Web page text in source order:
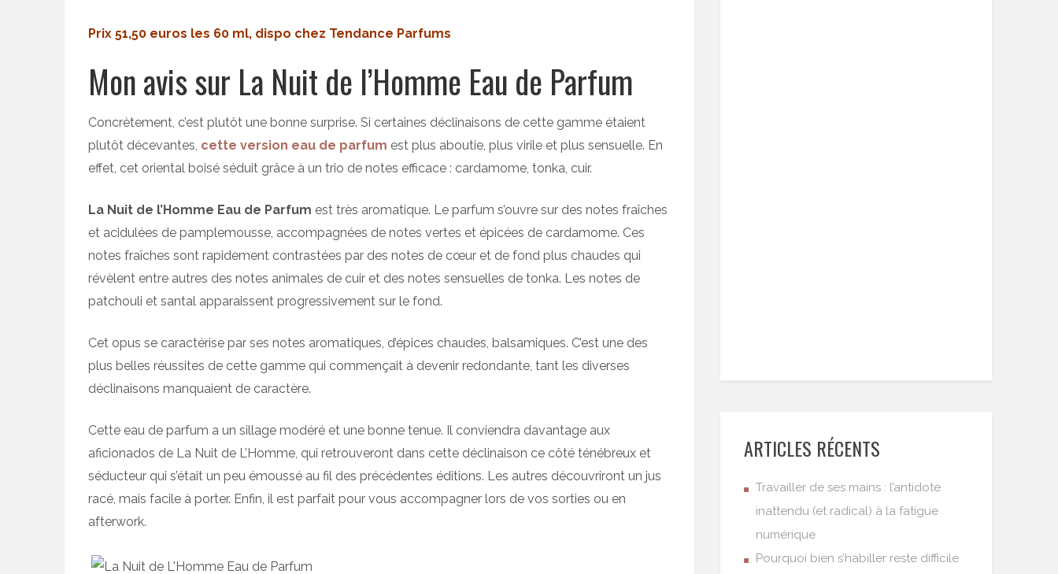
Prix 51,50 euros les 60 ml, dispo chez Tendance Parfums
Mon avis sur La Nuit de l’Homme Eau de Parfum
Concrètement, c’est plutôt une bonne surprise. Si certaines déclinaisons de cette gamme étaient
plutôt décevantes, cette version eau de parfum est plus aboutie, plus virile et plus sensuelle. En
effet, cet oriental boisé séduit grâce à un trio de notes efficace : cardamome, tonka, cuir.
La Nuit de l’Homme Eau de Parfum est très aromatique. Le parfum s’ouvre sur des notes fraîches
et acidulées de pamplemousse, accompagnées de notes vertes et épicées de cardamome. Ces
notes fraîches sont rapidement contrastées par des notes de cœur et de fond plus chaudes qui
révèlent entre autres des notes animales de cuir et des notes sensuelles de tonka. Les notes de
patchouli et santal apparaissent progressivement sur le fond.
Cet opus se caractérise par ses notes aromatiques, d’épices chaudes, balsamiques. C’est une des
plus belles réussites de cette gamme qui commençait à devenir redondante, tant les diverses
déclinaisons manquaient de caractère.
Cette eau de parfum a un sillage modéré et une bonne tenue. Il conviendra davantage aux
aficionados de La Nuit de L’Homme, qui retrouveront dans cette déclinaison ce côté ténébreux et
séducteur qui s’était un peu émoussé au fil des précédentes éditions. Les autres découvriront un jus
racé, mais facile à porter. Enfin, il est parfait pour vous accompagner lors de vos sorties ou en
afterwork.
ARTICLES RÉCENTS
Travailler de ses mains : l’antidote
inattendu (et radical) à la fatigue
numérique
Pourquoi bien s’habiller reste difficile